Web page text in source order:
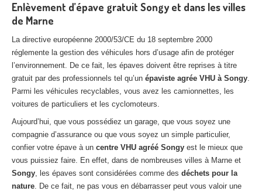
Enlèvement d’épave gratuit Songy et dans les villes
de Marne
La directive européenne 2000/53/CE du 18 septembre 2000
réglemente la gestion des véhicules hors d’usage afin de protéger
l’environnement. De ce fait, les épaves doivent être reprises à titre
gratuit par des professionnels tel qu’un épaviste agrée VHU à Songy.
Parmi les véhicules recyclables, vous avez les camionnettes, les
voitures de particuliers et les cyclomoteurs.
Aujourd’hui, que vous possédiez un garage, que vous soyez une
compagnie d’assurance ou que vous soyez un simple particulier,
confier votre épave à un centre VHU agréé Songy est le mieux que
vous puissiez faire. En effet, dans de nombreuses villes à Marne et
Songy, les épaves sont considérées comme des déchets pour la
nature. De ce fait, ne pas vous en débarrasser peut vous valoir une